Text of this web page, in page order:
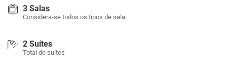
3 Salas
Considera-se todos os tipos de sala
2 Suítes
Total de suítes